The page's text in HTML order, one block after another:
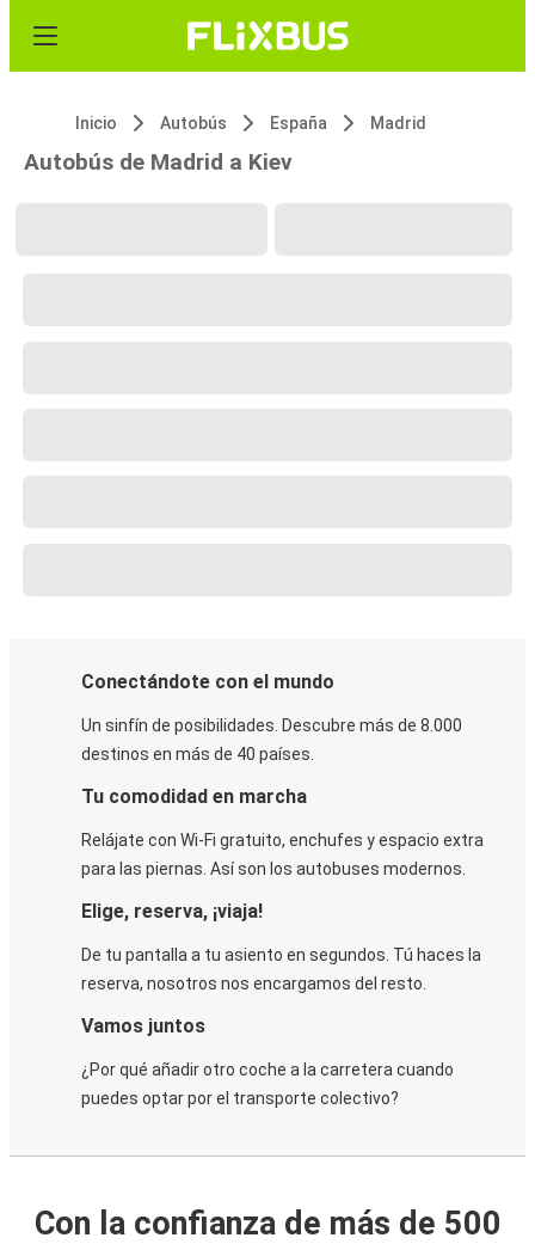
Inicio Autobús España Madrid
Autobús de Madrid a Kiev
Conectándote con el mundo
Un sinfín de posibilidades. Descubre más de 8.000
destinos en más de 40 países.
Tu comodidad en marcha
Relájate con Wi-Fi gratuito, enchufes y espacio extra
para las piernas. Así son los autobuses modernos.
Elige, reserva, ¡viaja!
De tu pantalla a tu asiento en segundos. Tú haces la
reserva, nosotros nos encargamos del resto.
Vamos juntos
¿Por qué añadir otro coche a la carretera cuando
puedes optar por el transporte colectivo?
Con la confianza de más de 500